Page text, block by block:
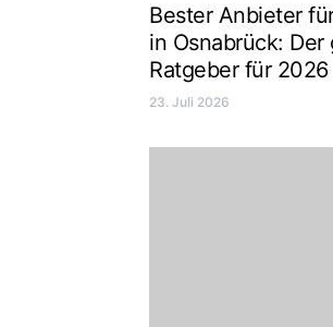
Bester Anbieter
in Osnabrück: Der
Ratgeber für 2026
23. Juli 2026